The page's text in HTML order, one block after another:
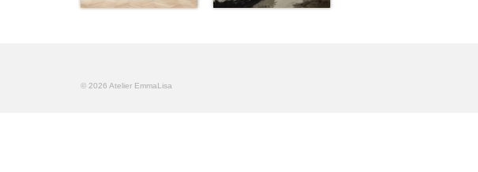
© 2026 Atelier EmmaLisa